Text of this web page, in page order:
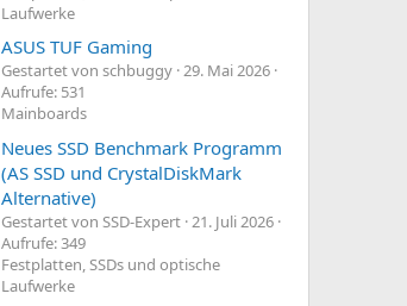
Laufwerke
ASUS TUF Gaming
Gestartet von schbuggy 29. Mai 2026
Aufrufe: 531
Mainboards
Neues SSD Benchmark Programm
(AS SSD und CrystalDiskMark
Alternative)
Gestartet von SSD-Expert 21. Juli 2026
Aufrufe: 349
Festplatten, SSDs und optische
Laufwerke